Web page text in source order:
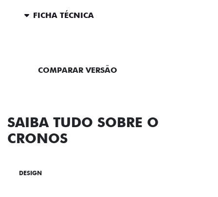
FICHA TÉCNICA
COMPARAR VERSÃO
SAIBA TUDO SOBRE O
CRONOS
DESIGN